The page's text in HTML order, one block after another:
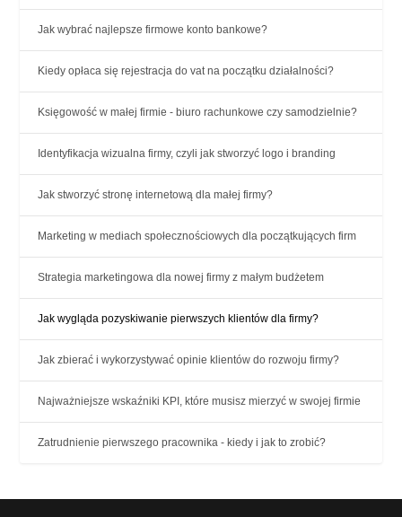
Jak wybrać najlepsze firmowe konto bankowe?
Kiedy opłaca się rejestracja do vat na początku działalności?
Księgowość w małej firmie - biuro rachunkowe czy samodzielnie?
Identyfikacja wizualna firmy, czyli jak stworzyć logo i branding
Jak stworzyć stronę internetową dla małej firmy?
Marketing w mediach społecznościowych dla początkujących firm
Strategia marketingowa dla nowej firmy z małym budżetem
Jak wygląda pozyskiwanie pierwszych klientów dla firmy?
Jak zbierać i wykorzystywać opinie klientów do rozwoju firmy?
Najważniejsze wskaźniki KPI, które musisz mierzyć w swojej firmie
Zatrudnienie pierwszego pracownika - kiedy i jak to zrobić?